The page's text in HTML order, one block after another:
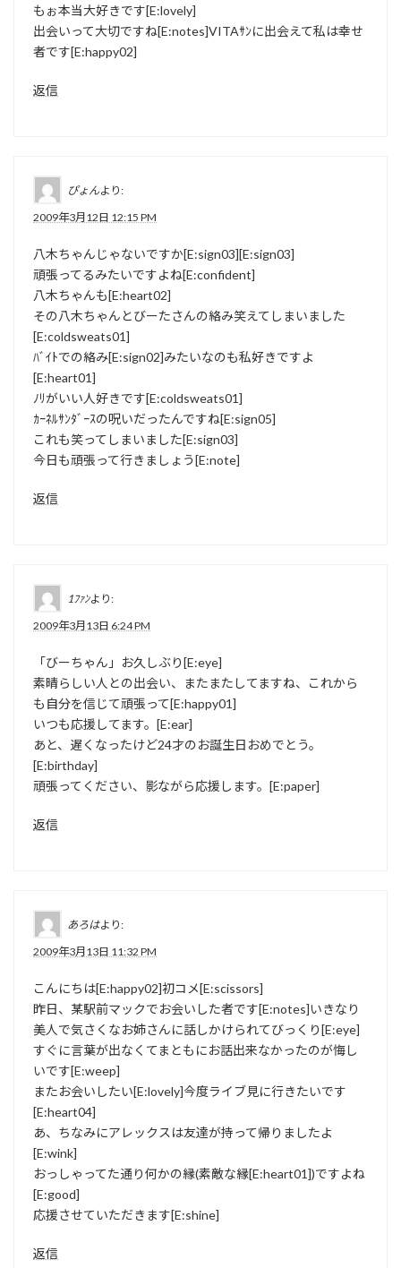
もぉ本当大好きです[E:lovely]
出会いって大切ですね[E:notes]VITAｻﾝに出会えて私は幸せ
者です[E:happy02]
返信
ぴょんより:
2009年3月12日 12:15 PM
八木ちゃんじゃないですか[E:sign03][E:sign03]
頑張ってるみたいですよね[E:confident]
八木ちゃんも[E:heart02]
その八木ちゃんとびーたさんの絡み笑えてしまいました
[E:coldsweats01]
ﾊﾞｲﾄでの絡み[E:sign02]みたいなのも私好きですよ
[E:heart01]
ﾉﾘがいい人好きです[E:coldsweats01]
ｶｰﾈﾙｻﾝﾀﾞｰｽの呪いだったんですね[E:sign05]
これも笑ってしまいました[E:sign03]
今日も頑張って行きましょう[E:note]
返信
1ﾌｧﾝより:
2009年3月13日 6:24 PM
「びーちゃん」お久しぶり[E:eye]
素晴らしい人との出会い、またまたしてますね、これから
も自分を信じて頑張って[E:happy01]
いつも応援してます。[E:ear]
あと、遅くなったけど24才のお誕生日おめでとう。
[E:birthday]
頑張ってください、影ながら応援します。[E:paper]
返信
あろはより:
2009年3月13日 11:32 PM
こんにちは[E:happy02]初コメ[E:scissors]
昨日、某駅前マックでお会いした者です[E:notes]いきなり
美人で気さくなお姉さんに話しかけられてびっくり[E:eye]
すぐに言葉が出なくてまともにお話出来なかったのが悔し
いです[E:weep]
またお会いしたい[E:lovely]今度ライブ見に行きたいです
[E:heart04]
あ、ちなみにアレックスは友達が持って帰りましたよ
[E:wink]
おっしゃってた通り何かの縁(素敵な縁[E:heart01])ですよね
[E:good]
応援させていただきます[E:shine]
返信